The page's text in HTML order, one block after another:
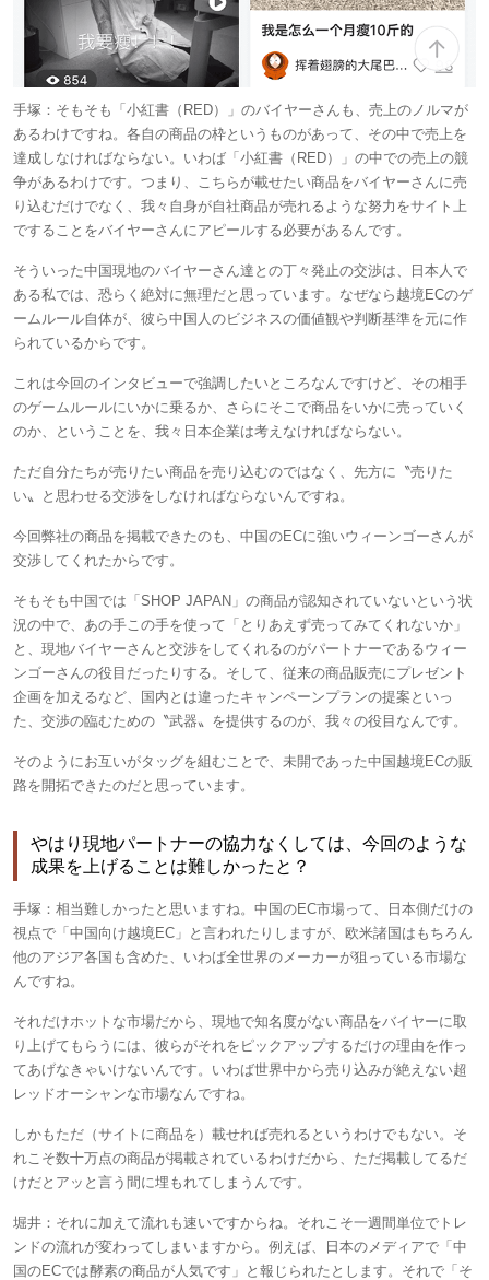
手塚： そもそも「小紅書（RED）」のバイヤーさんも、売上のノルマが
あるわけですね。各自の商品の枠というものがあって、その中で売上を
達成しなければならない。いわば「小紅書（RED）」の中での売上の競
争があるわけです。つまり、こちらが載せたい商品をバイヤーさんに売
り込むだけでなく、我々自身が自社商品が売れるような努力をサイト上
ですることをバイヤーさんにアピールする必要があるんです。
そういった中国現地のバイヤーさん達との丁々発止の交渉は、日本人で
ある私では、恐らく絶対に無理だと思っています。なぜなら越境ECのゲ
ームルール自体が、彼ら中国人のビジネスの価値観や判断基準を元に作
られているからです。
これは今回のインタビューで強調したいところなんですけど、その相手
のゲームルールにいかに乗るか、さらにそこで商品をいかに売っていく
のか、ということを、我々日本企業は考えなければならない。
ただ自分たちが売りたい商品を売り込むのではなく、先方に〝売りた
い〟と思わせる交渉をしなければならないんですね。
今回弊社の商品を掲載できたのも、中国のECに強いウィーンゴーさんが
交渉してくれたからです。
そもそも中国では「SHOP JAPAN」の商品が認知されていないという状
況の中で、あの手この手を使って「とりあえず売ってみてくれないか」
と、現地バイヤーさんと交渉をしてくれるのがパートナーであるウィー
ンゴーさんの役目だったりする。そして、従来の商品販売にプレゼント
企画を加えるなど、国内とは違ったキャンペーンプランの提案といっ
た、交渉の臨むための〝武器〟を提供するのが、我々の役目なんです。
そのようにお互いがタッグを組むことで、未開であった中国越境ECの販
路を開拓できたのだと思っています。
やはり現地パートナーの協力なくしては、今回のような
成果を上げることは難しかったと？
手塚： 相当難しかったと思いますね。中国のEC市場って、日本側だけの
視点で「中国向け越境EC」と言われたりしますが、欧米諸国はもちろん
他のアジア各国も含めた、いわば全世界のメーカーが狙っている市場な
んですね。
それだけホットな市場だから、現地で知名度がない商品をバイヤーに取
り上げてもらうには、彼らがそれをピックアップするだけの理由を作っ
てあげなきゃいけないんです。いわば世界中から売り込みが絶えない超
レッドオーシャンな市場なんですね。
しかもただ（サイトに商品を）載せれば売れるというわけでもない。そ
れこそ数十万点の商品が掲載されているわけだから、ただ掲載してるだ
けだとアッと言う間に埋もれてしまうんです。
堀井： それに加えて流れも速いですからね。それこそ一週間単位でトレ
ンドの流れが変わってしまいますから。例えば、日本のメディアで「中
国のECでは酵素の商品が人気です」と報じられたとします。それで「そ